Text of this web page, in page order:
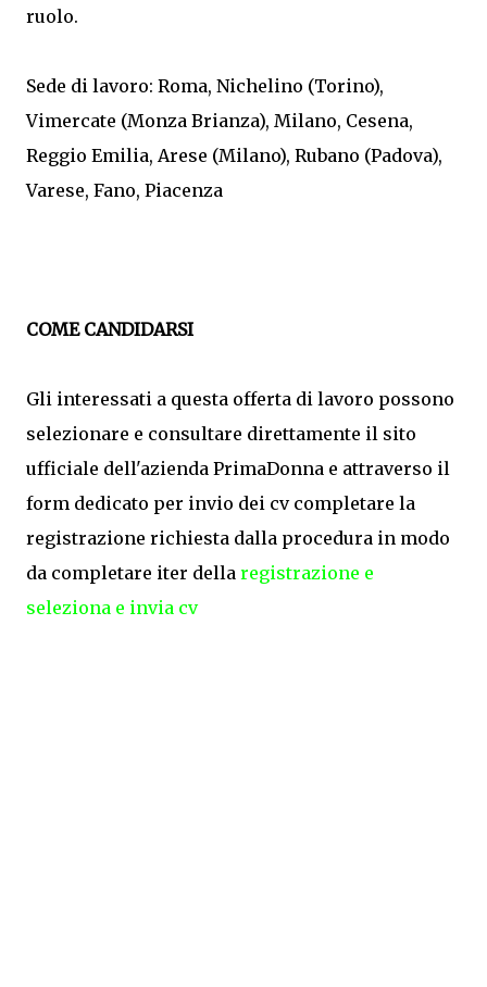
ruolo.
Sede di lavoro: Roma, Nichelino (Torino),
Vimercate (Monza Brianza), Milano, Cesena,
Reggio Emilia, Arese (Milano), Rubano (Padova),
Varese, Fano, Piacenza
COME CANDIDARSI
Gli interessati a questa offerta di lavoro possono
selezionare e consultare direttamente il sito
ufficiale dell'azienda PrimaDonna e attraverso il
form dedicato per invio dei cv completare la
registrazione richiesta dalla procedura in modo
da completare iter della registrazione e
seleziona e invia cv